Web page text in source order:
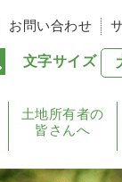
お問い合わせ
文字サイズ
土地所有者の
皆さんへ